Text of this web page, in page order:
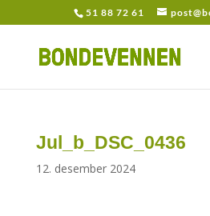
51 88 72 61
Jul_b_DSC_0436
12. desember 2024